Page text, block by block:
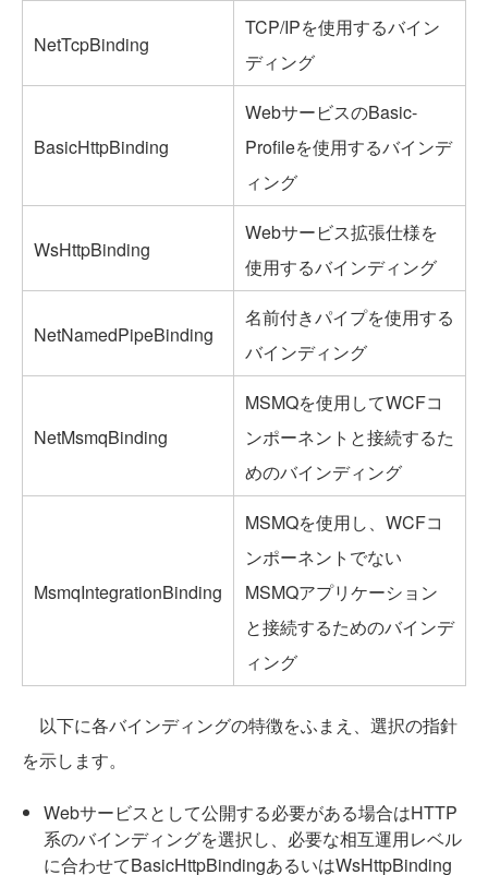
NetTcpBinding
TCP/IPを使用するバイン
ディング
BasicHttpBinding
WebサービスのBasic-
Profileを使用するバインデ
ィング
WsHttpBinding
Webサービス拡張仕様を
使用するバインディング
NetNamedPipeBinding
名前付きパイプを使用する
バインディング
NetMsmqBinding
MSMQを使用してWCFコ
ンポーネントと接続するた
めのバインディング
MsmqIntegrationBinding
MSMQを使用し、WCFコ
ンポーネントでない
MSMQアプリケーション
と接続するためのバインデ
ィング
以下に各バインディングの特徴をふまえ、選択の指針
を示します。
Webサービスとして公開する必要がある場合はHTTP
系のバインディングを選択し、必要な相互運用レベル
に合わせてBasicHttpBindingあるいはWsHttpBinding